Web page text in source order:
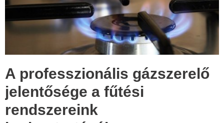
A professzionális gázszerelő
jelentősége a fűtési
rendszereink